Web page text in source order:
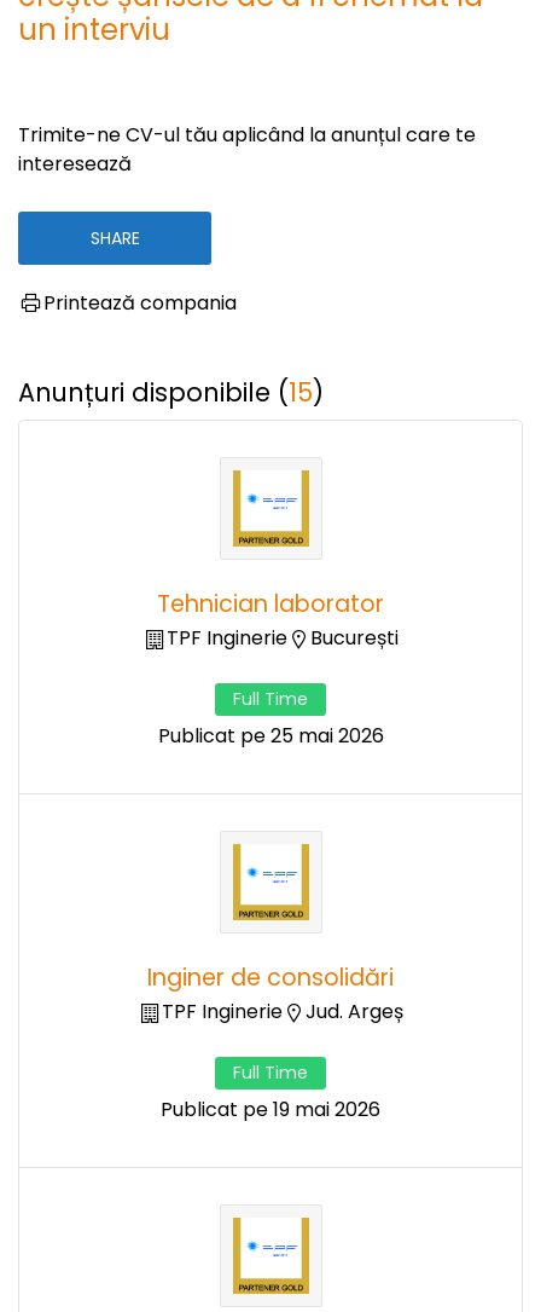
un interviu
Trimite-ne CV-ul tău aplicând la anunțul care te
interesează
SHARE
Printează compania
Anunțuri disponibile (15)
Tehnician laborator
TPF Inginerie București
Full Time
Publicat pe 25 mai 2026
Inginer de consolidări
TPF Inginerie Jud. Argeș
Full Time
Publicat pe 19 mai 2026